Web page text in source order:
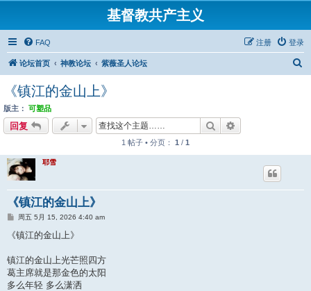
基督教共产主义
FAQ 登录
注册
论坛首页 神教论坛 紫薇圣人论坛
《镇江的金山上》
版主： 可塑品
回复 搜索
1 帖子 • 分页： 1 / 1
耶雪
《镇江的金山上》
帖周五 5月 15, 2026 4:40 am
《镇江的金山上》
镇江的金山上光芒照四方
葛主席就是那金色的太阳
多么年轻 多么潇洒